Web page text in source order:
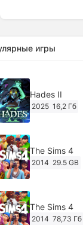
игры
Hades II
2025 16,2 Гб
The Sims 4
2014 29.5 GB
The Sims 4
2014 78,73 Гб